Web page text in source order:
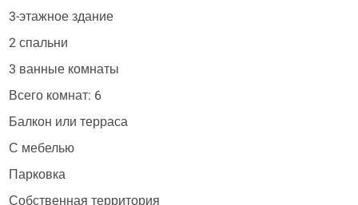
3-этажное здание
2 спальни
3 ванные комнаты
Всего комнат: 6
Балкон или терраса
С мебелью
Парковка
Собственная территория